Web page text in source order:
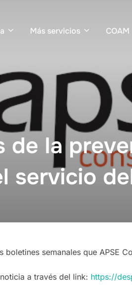
Más servicios COAM
de la
servicio
semanales que APSE
a través del link: https://